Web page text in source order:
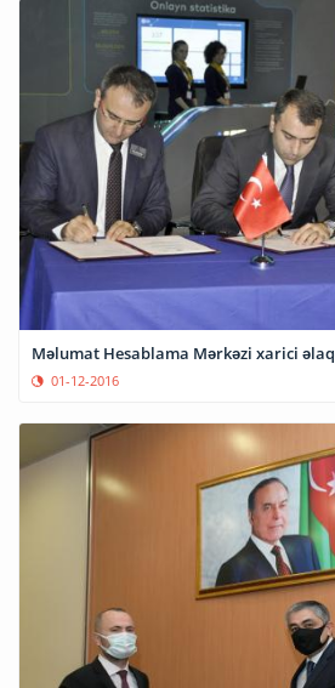
Məlumat Hesablama Mərkəzi xarici
01-12-2016